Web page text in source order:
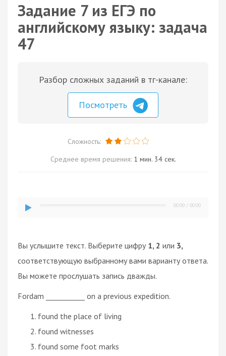
Задание 7 из ЕГЭ по
английскому языку: задача
47
Разбор сложных заданий в тг-канале:
Посмотреть
Сложность:
Среднее время решения: 1 мин. 34 сек.
00:00 / 00:00
Вы услышите текст. Выберите цифру 1, 2 или 3,
соответствующую выбранному вами варианту ответа.
Вы можете прослушать запись дважды.
Fordam ___________ on a previous expedition.
found the place of living
found witnesses
found some foot marks